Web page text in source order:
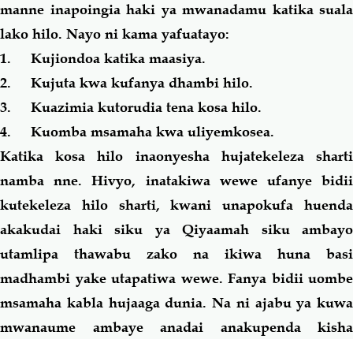
manne inapoingia haki ya mwanadamu katika suala
lako hilo. Nayo ni kama yafuatayo:
1.
Kujiondoa katika maasiya.
2.
Kujuta kwa kufanya dhambi hilo.
3.
Kuazimia kutorudia tena kosa hilo.
4.
Kuomba msamaha kwa uliyemkosea.
Katika kosahilo inaonyesha hujatekeleza sharti
namba nne. Hivyo, inatakiwa wewe ufanye bidii
kutekeleza hilosharti, kwani unapokufa huenda
akakudai haki siku ya Qiyaamah siku ambayo
utamlipa thawabu zako na ikiwa huna basi
madhambi yake utapatiwa wewe. Fanya bidii uombe
msamaha kabla hujaaga dunia. Na ni ajabu ya kuwa
mwanaume ambaye anadai anakupenda kisha